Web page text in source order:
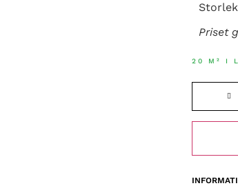
Priset
20 M² I